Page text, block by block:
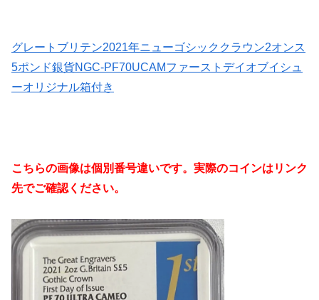
グレートブリテン2021年ニューゴシッククラウン2オンス
5ポンド銀貨NGC-PF70UCAMファーストデイオブイシュ
ーオリジナル箱付き
こちらの画像は個別番号違いです。実際のコインはリンク
先でご確認ください。